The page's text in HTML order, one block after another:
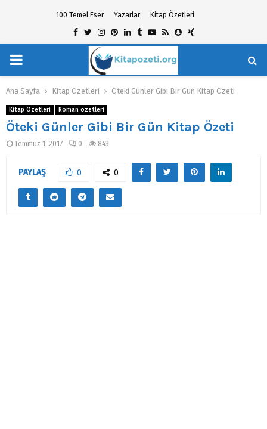
100 Temel Eser Yazarlar Kitap Özetleri
Facebook
TwitterInstagram
Pinterest
Linkedin
TumblrYoutube
RssSnapchat
Xing
PRIMARY
MENU
Ana Sayfa Kitap Özetleri Öteki Günler Gibi Bir Gün Kitap Özeti
Kitap Özetleri Roman özetleri
Öteki Günler Gibi Bir Gün Kitap Özeti
Temmuz 1, 2017 0 843
PAYLAŞ 0 0